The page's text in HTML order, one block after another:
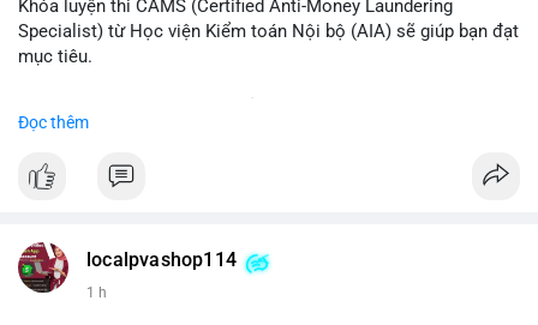
Khóa luyện thi CAMS (Certified Anti-Money Laundering
Specialist) từ Học viện Kiểm toán Nội bộ (AIA) sẽ giúp bạn đạt
mục tiêu.
gồm tài liệu toàn diện, câu hỏi thực hành, bài thi thử sát thực
Đăng ký ngay hôm nay để nâng cao năng lực và mở rộng cơ
Đọc thêm
localpvashop114
1 h